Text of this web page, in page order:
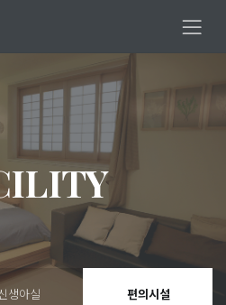
생아실 편의시설